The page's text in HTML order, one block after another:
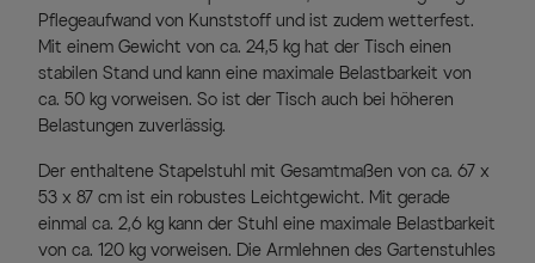
Pflegeaufwand von Kunststoff und ist zudem wetterfest.
Mit einem Gewicht von ca. 24,5 kg hat der Tisch einen
stabilen Stand und kann eine maximale Belastbarkeit von
ca. 50 kg vorweisen. So ist der Tisch auch bei höheren
Belastungen zuverlässig.
Der enthaltene Stapelstuhl mit Gesamtmaßen von ca. 67 x
53 x 87 cm ist ein robustes Leichtgewicht. Mit gerade
einmal ca. 2,6 kg kann der Stuhl eine maximale Belastbarkeit
von ca. 120 kg vorweisen. Die Armlehnen des Gartenstuhles